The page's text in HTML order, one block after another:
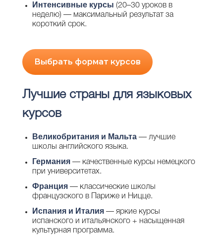
Интенсивные курсы (20–30 уроков в
неделю) — максимальный результат за
короткий срок.
Выбрать формат курсов
Лучшие страны для языковых
курсов
Великобритания и Мальта — лучшие
школы английского языка.
Германия — качественные курсы немецкого
при университетах.
Франция — классические школы
французского в Париже и Ницце.
Испания и Италия — яркие курсы
испанского и итальянского + насыщенная
культурная программа.